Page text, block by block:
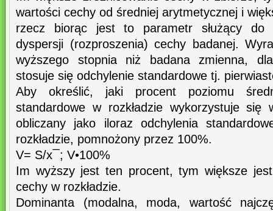
wartości cechy od średniej arytmetycznej i
rzecz biorąc jest to parametr służący do
dyspersji (rozproszenia) cechy badanej.
wyższego stopnia niż badana zmienna,
stosuje się odchylenie standardowe tj.
Aby określić, jaki procent poziomu
standardowe w rozkładzie wykorzystuje się
obliczany jako iloraz odchylenia
rozkładzie, pomnożony przez 100%.
V= S/x ̅ ; V•100%
Im wyższy jest ten procent, tym większe
cechy w rozkładzie.
Dominanta (modalna, moda, wartość